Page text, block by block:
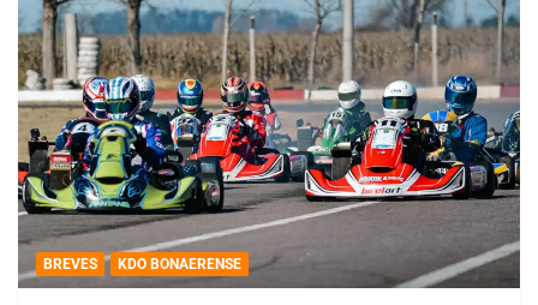
BREVES KDO BONAERENSE